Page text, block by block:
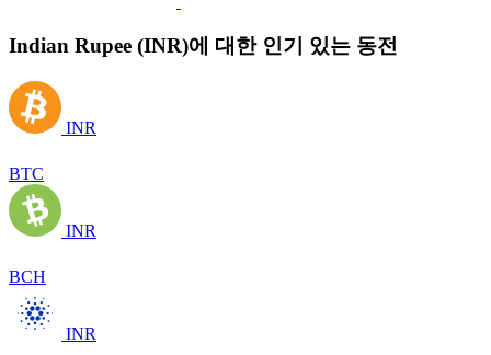
Indian Rupee (INR)에 대한 인기 있는 동전
INR
BTC
INR
BCH
INR